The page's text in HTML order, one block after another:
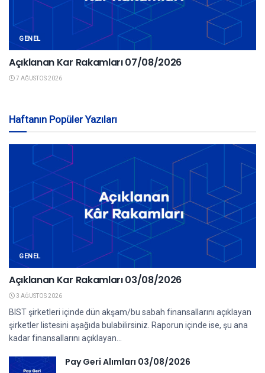
GENEL
Açıklanan Kar Rakamları 07/08/2026
7 AĞUSTOS 2026
Haftanın Popüler Yazıları
GENEL
Açıklanan Kar Rakamları 03/08/2026
3 AĞUSTOS 2026
BIST şirketleri içinde dün akşam/bu sabah finansallarını açıklayan
şirketler listesini aşağıda bulabilirsiniz. Raporun içinde ise, şu ana
kadar finansallarını açıklayan...
Pay Geri Alımları 03/08/2026